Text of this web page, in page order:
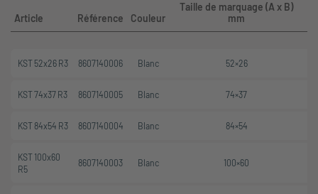
Article Référence Couleur
Taille de marquage (A x B)
mm
KST 52x26 R3 8607140006 Blanc 52×26
KST 74x37 R3 8607140005 Blanc 74×37
KST 84x54 R3 8607140004 Blanc 84×54
KST 100x60
R5
8607140003 Blanc 100×60